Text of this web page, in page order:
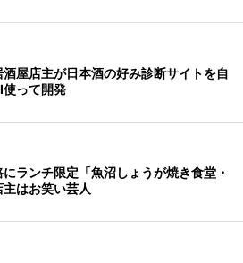
屋店主が日本酒の好み診断サイトを自
って開発
ランチ限定「魚沼しょうが焼き食堂・
はお笑い芸人